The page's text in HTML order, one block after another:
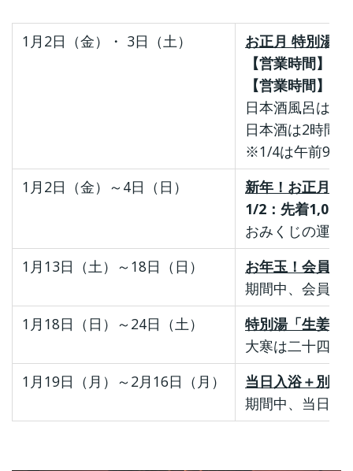
1月2日（金）・ 3日（土）
お正月 特別湯
【営業時間】
【営業時間】
日本酒風呂は、
日本酒は2時間
※1/4は午前9時
1月2日（金）～4日（日）
新年！お正月干
1/2：先着1,00
おみくじの運勢
1月13日（土）～18日（日）
お年玉！会員ポ
期間中、会員カ
1月18日（日）～24日（土）
特別湯「生姜＆
大寒は二十四節
1月19日（月）～2月16日（月）
当日入浴＋別館
期間中、当日入